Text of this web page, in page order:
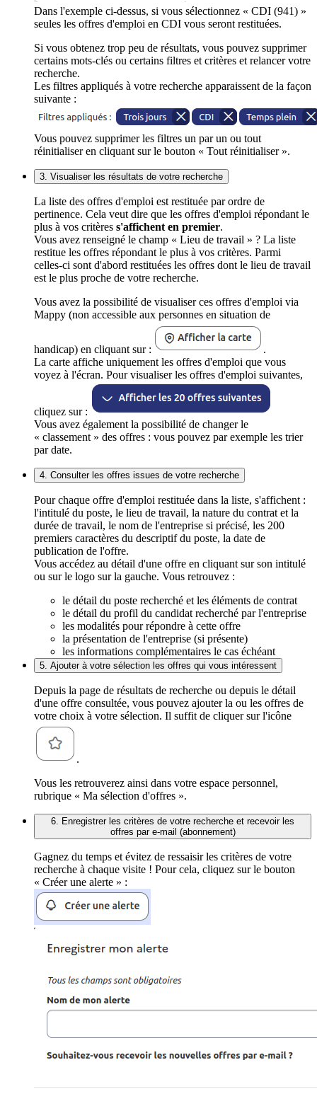
Dans l'exemple ci-dessus, si vous sélectionnez « CDI (941) »
seules les offres d'emploi en CDI vous seront restituées.
Si vous obtenez trop peu de résultats, vous pouvez supprimer
certains mots-clés ou certains filtres et critères et relancer votre
recherche.
Les filtres appliqués à votre recherche apparaissent de la façon
suivante :
Vous pouvez supprimer les filtres un par un ou tout
réinitialiser en cliquant sur le bouton « Tout réinitialiser ».
3. Visualiser les résultats de votre recherche
La liste des offres d'emploi est restituée par ordre de
pertinence. Cela veut dire que les offres d'emploi répondant le
plus à vos critères s'affichent en premier.
Vous avez renseigné le champ « Lieu de travail » ? La liste
restitue les offres répondant le plus à vos critères. Parmi
celles-ci sont d'abord restituées les offres dont le lieu de travail
est le plus proche de votre recherche.
Vous avez la possibilité de visualiser ces offres d'emploi via
Mappy (non accessible aux personnes en situation de
handicap) en cliquant sur :
.
La carte affiche uniquement les offres d'emploi que vous
voyez à l'écran. Pour visualiser les offres d'emploi suivantes,
cliquez sur :
Vous avez également la possibilité de changer le
« classement » des offres : vous pouvez par exemple les trier
par date.
4. Consulter les offres issues de votre recherche
Pour chaque offre d'emploi restituée dans la liste, s'affichent :
l'intitulé du poste, le lieu de travail, la nature du contrat et la
durée de travail, le nom de l'entreprise si précisé, les 200
premiers caractères du descriptif du poste, la date de
publication de l'offre.
Vous accédez au détail d'une offre en cliquant sur son intitulé
ou sur le logo sur la gauche. Vous retrouvez :
le détail du poste recherché et les éléments de contrat
le détail du profil du candidat recherché par l'entreprise
les modalités pour répondre à cette offre
la présentation de l'entreprise (si présente)
les informations complémentaires le cas échéant
5. Ajouter à votre sélection les offres qui vous intéressent
Depuis la page de résultats de recherche ou depuis le détail
d'une offre consultée, vous pouvez ajouter la ou les offres de
votre choix à votre sélection. Il suffit de cliquer sur l'icône
.
Vous les retrouverez ainsi dans votre espace personnel,
rubrique « Ma sélection d'offres ».
6. Enregistrer les critères de votre recherche et recevoir les
offres par e-mail (abonnement)
Gagnez du temps et évitez de ressaisir les critères de votre
recherche à chaque visite ! Pour cela, cliquez sur le bouton
« Créer une alerte » :